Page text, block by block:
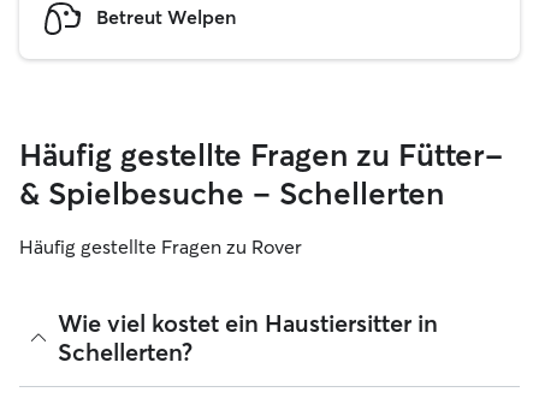
Betreut Welpen
Häufig gestellte Fragen zu Fütter-
& Spielbesuche – Schellerten
Häufig gestellte Fragen zu Rover
Wie viel kostet ein Haustiersitter in
Schellerten?